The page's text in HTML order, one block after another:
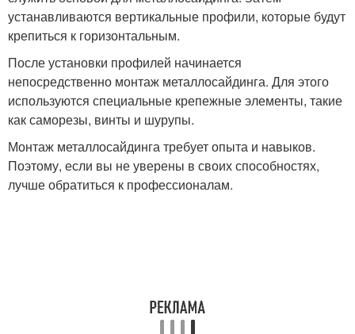
устанавливаются вертикальные профили, которые будут
крепиться к горизонтальным.
После установки профилей начинается
непосредственно монтаж металлосайдинга. Для этого
используются специальные крепежные элементы, такие
как саморезы, винты и шурупы.
Монтаж металлосайдинга требует опыта и навыков.
Поэтому, если вы не уверены в своих способностях,
лучше обратиться к профессионалам.